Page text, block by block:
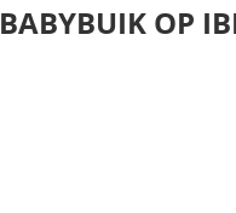
OP